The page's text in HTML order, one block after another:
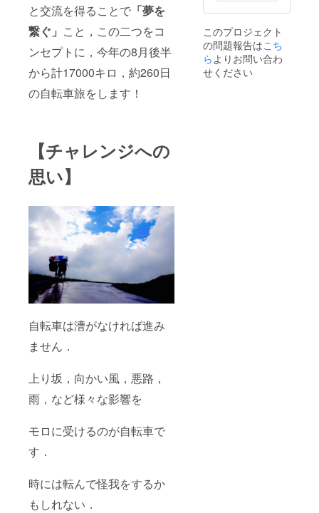
と交流を得ることで 「夢を
繋ぐ」 こと，この二つをコ
ンセプトに，今年の8月後半
から計17000キロ，約260日
の自転車旅をします！
【チャレンジへの
思い】
自転車は漕がなければ進み
ません．
上り坂，向かい風，悪路，
雨，など様々な影響を
モロに受けるのが自転車で
す．
時には転んで怪我をするか
もしれない．
このプロジェクト
の問題報告はこち
らよりお問い合わ
せください